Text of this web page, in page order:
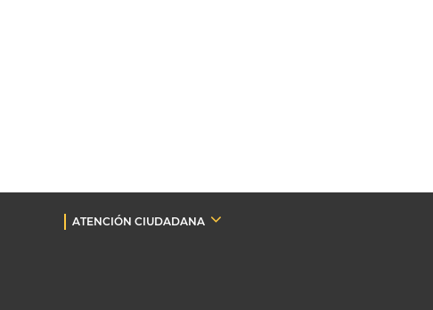
ATENCIÓN CIUDADANA